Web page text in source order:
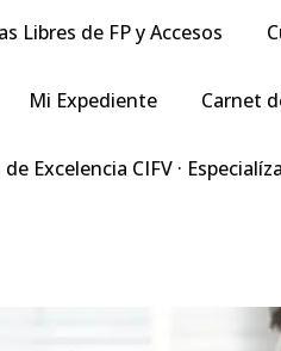
Libres de FP y Accesos
Mi Expediente Carnet
Excelencia CIFV ·